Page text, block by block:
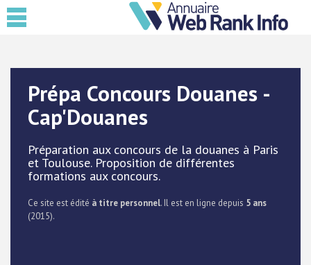
Prépa Concours Douanes -
Cap'Douanes
Préparation aux concours de la douanes à Paris
et Toulouse. Proposition de différentes
formations aux concours.
Ce site est édité à titre personnel. Il est en ligne depuis 5 ans
(2015).